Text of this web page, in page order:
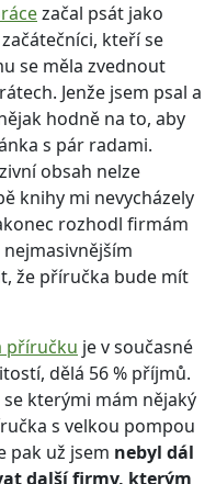
začal psát jako
kteří se
se měla zvednout
Jenže jsem psal a
hodně na to, aby
s pár radami.
obsah nelze
knihy mi nevycházely
rozhodl firmám
že příručka bude mít
příručku je v současné
dělá 56 % příjmů.
kterými mám nějaký
s velkou pompou
pak už jsem nebyl dál
další firmy, kterým